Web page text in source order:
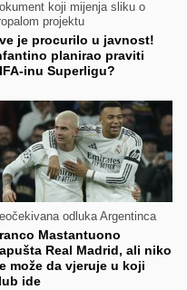
koji mijenja sliku o
projektu
je procurilo u javnost!
planirao praviti
inu Superligu?
odluka Argentinca
Mastantuono
Real Madrid, ali niko
može da vjeruje u koji
ide